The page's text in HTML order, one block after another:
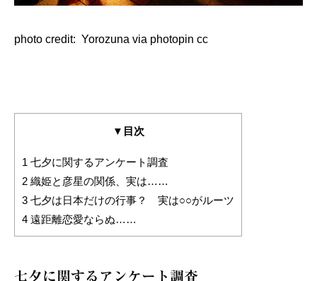
photo credit: Yorozuna via photopin cc
▼目次
1 七夕に関するアンケート調査
2 織姫と彦星の関係、実は……
3 七夕は日本だけの行事？ 実は○○がルーツ
4 遠距離恋愛ならぬ……
七夕に関するアンケート調査